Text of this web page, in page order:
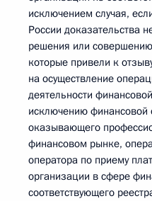
исключением случая,
России доказательства
решения или
которые привели к
на осуществление
деятельности
исключению финансовой
оказывающего
финансовом рынке,
оператора по приему
организации в сфере
соответствующего